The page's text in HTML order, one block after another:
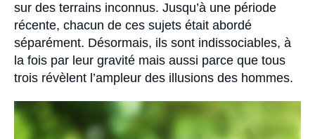
sur des terrains inconnus. Jusqu’à une période
récente, chacun de ces sujets était abordé
séparément. Désormais, ils sont indissociables, à
la fois par leur gravité mais aussi parce que tous
trois révèlent l’ampleur des illusions des hommes.
Image
principale